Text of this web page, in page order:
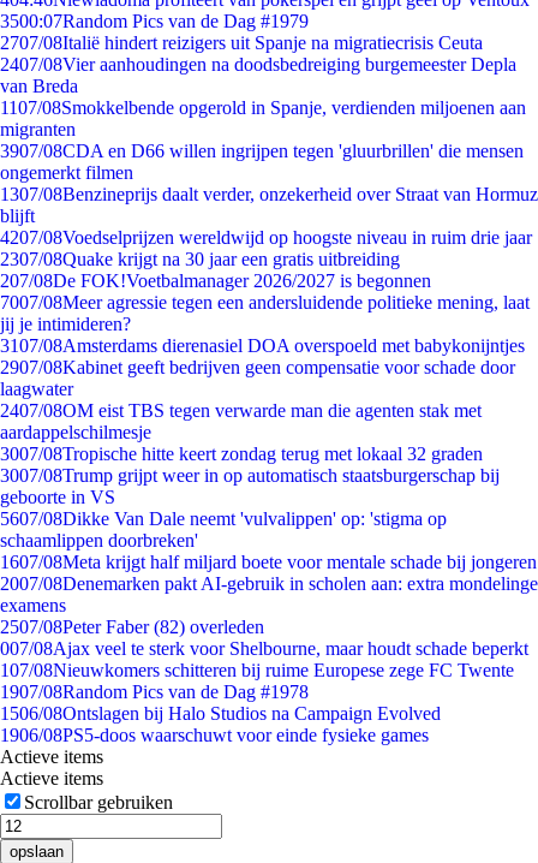
3500:07Random Pics van de Dag #1979
2707/08Italië hindert reizigers uit Spanje na migratiecrisis Ceuta
2407/08Vier aanhoudingen na doodsbedreiging burgemeester Depla
van Breda
1107/08Smokkelbende opgerold in Spanje, verdienden miljoenen aan
migranten
3907/08CDA en D66 willen ingrijpen tegen 'gluurbrillen' die mensen
ongemerkt filmen
1307/08Benzineprijs daalt verder, onzekerheid over Straat van Hormuz
blijft
4207/08Voedselprijzen wereldwijd op hoogste niveau in ruim drie jaar
2307/08Quake krijgt na 30 jaar een gratis uitbreiding
207/08De FOK!Voetbalmanager 2026/2027 is begonnen
7007/08Meer agressie tegen een andersluidende politieke mening, laat
jij je intimideren?
3107/08Amsterdams dierenasiel DOA overspoeld met babykonijntjes
2907/08Kabinet geeft bedrijven geen compensatie voor schade door
laagwater
2407/08OM eist TBS tegen verwarde man die agenten stak met
aardappelschilmesje
3007/08Tropische hitte keert zondag terug met lokaal 32 graden
3007/08Trump grijpt weer in op automatisch staatsburgerschap bij
geboorte in VS
5607/08Dikke Van Dale neemt 'vulvalippen' op: 'stigma op
schaamlippen doorbreken'
1607/08Meta krijgt half miljard boete voor mentale schade bij jongeren
2007/08Denemarken pakt AI-gebruik in scholen aan: extra mondelinge
examens
2507/08Peter Faber (82) overleden
007/08Ajax veel te sterk voor Shelbourne, maar houdt schade beperkt
107/08Nieuwkomers schitteren bij ruime Europese zege FC Twente
1907/08Random Pics van de Dag #1978
1506/08Ontslagen bij Halo Studios na Campaign Evolved
1906/08PS5-doos waarschuwt voor einde fysieke games
Actieve items
Actieve items
Scrollbar gebruiken
opslaan